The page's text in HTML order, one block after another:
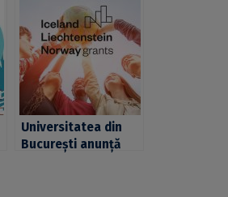
pentru mobilități de
studiu Erasmus în
cadrul
universităților
partenere CIVIS
Universitatea din
București anunță